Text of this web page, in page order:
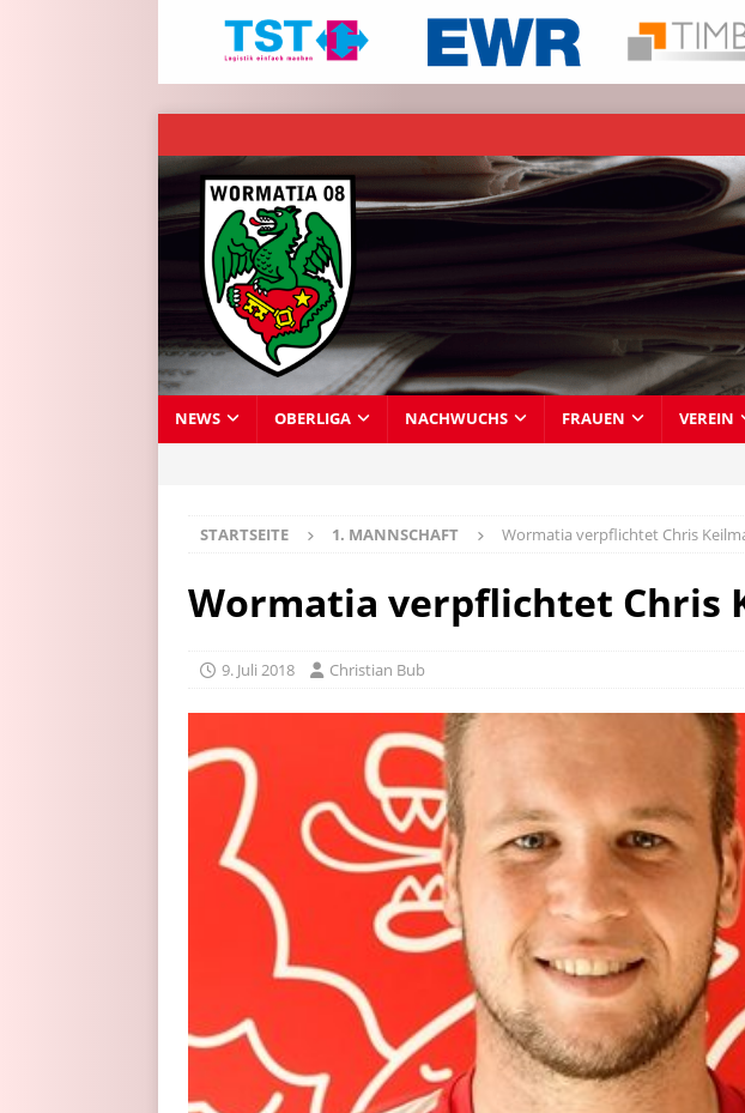
NEWS OBERLIGA NACHWUCHS FRAUEN VEREIN
STARTSEITE 1. MANNSCHAFT Wormatia verpflichtet Chris
Wormatia verpflichtet Chris
9. Juli 2018 Christian Bub